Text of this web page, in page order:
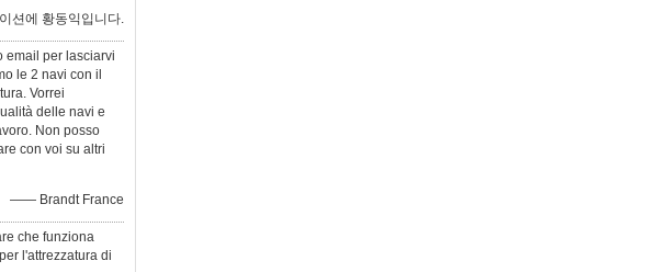
션에 황동익입니다.
email per lasciarvi
le 2 navi con il
Vorrei
delle navi e
Non posso
con voi su altri
—— Brandt France
che funziona
l'attrezzatura di